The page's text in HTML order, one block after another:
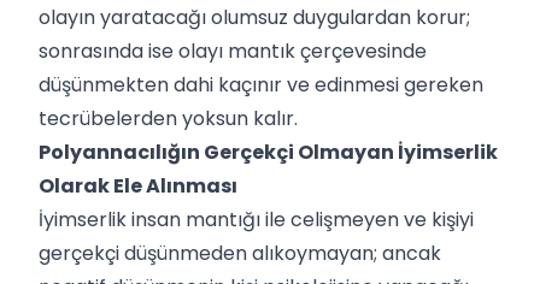
olayın yaratacağı olumsuz duygulardan korur;
sonrasında ise olayı mantık çerçevesinde
düşünmekten dahi kaçınır ve edinmesi gereken
tecrübelerden yoksun kalır.
Polyannacılığın Gerçekçi Olmayan İyimserlik
Olarak Ele Alınması
İyimserlik insan mantığı ile celişmeyen ve kişiyi
gerçekçi düşünmeden alıkoymayan; ancak